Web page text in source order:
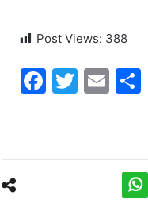
Post Views: 388
Facebook
Twitter